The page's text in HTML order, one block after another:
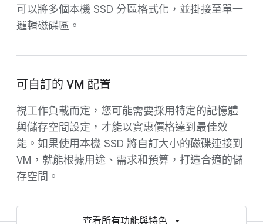
可以將多個本機 SSD 分區格式化，並掛接至單一
邏輯磁碟區。
可自訂的 VM 配置
視工作負載而定，您可能需要採用特定的記憶體
與儲存空間設定，才能以實惠價格達到最佳效
能。如果使用本機 SSD 將自訂大小的磁碟連接到
VM，就能根據用途、需求和預算，打造合適的儲
存空間。
查看所有功能與特色